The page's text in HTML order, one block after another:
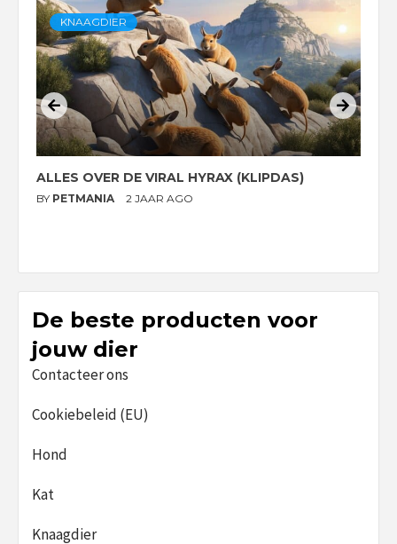
KNAAGDIER
ALLES OVER DE VIRAL HYRAX (KLIPDAS)
BY PETMANIA 2 JAAR AGO
De beste producten voor
jouw dier
Contacteer ons
Cookiebeleid (EU)
Hond
Kat
Knaagdier